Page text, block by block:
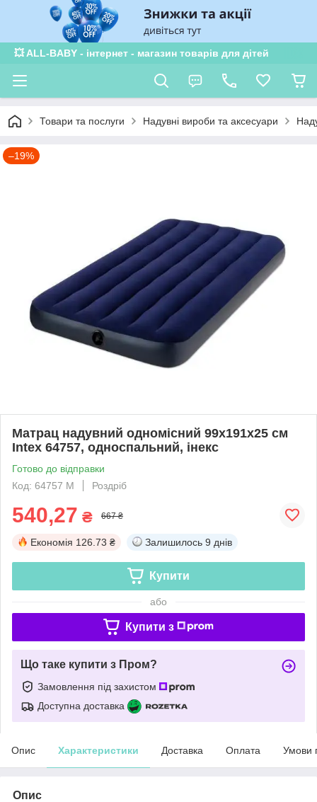
💥 ALL-BABY - інтернет - магазин товарів для дітей
Товари та послуги Надувні вироби та аксесуари
–19%
Матрац надувний одномісний 99х191х25 см
Intex 64757, односпальний, інекс
Готово до відправки
Код: 64757 М
Роздріб
540,27 ₴ 667 ₴
Економія 126.73 ₴ Залишилось 9 днів
Купити
або
Купити з
Що таке купити з Пром?
Замовлення під захистом
Доступна доставка
Опис Характеристики Доставка Оплата Умови
Опис